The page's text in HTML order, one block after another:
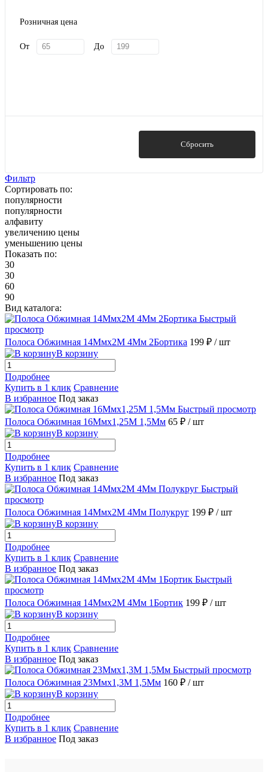
Розничная цена
От До
Сбросить
Фильтр
Сортировать по:
популярности
популярности
алфавиту
увеличению цены
уменьшению цены
Показать по:
30
30
60
90
Вид каталога:
Быстрый
просмотр
Полоса Обжимная 14Ммх2М 4Мм 2Бортика 199 ₽ / шт
В корзину
Подробнее
Купить в 1 клик Сравнение
В избранное Под заказ
Быстрый просмотр
Полоса Обжимная 16Ммх1,25М 1,5Мм 65 ₽ / шт
В корзину
Подробнее
Купить в 1 клик Сравнение
В избранное Под заказ
Быстрый
просмотр
Полоса Обжимная 14Ммх2М 4Мм Полукруг 199 ₽ / шт
В корзину
Подробнее
Купить в 1 клик Сравнение
В избранное Под заказ
Быстрый
просмотр
Полоса Обжимная 14Ммх2М 4Мм 1Бортик 199 ₽ / шт
В корзину
Подробнее
Купить в 1 клик Сравнение
В избранное Под заказ
Быстрый просмотр
Полоса Обжимная 23Ммх1,3М 1,5Мм 160 ₽ / шт
В корзину
Подробнее
Купить в 1 клик Сравнение
В избранное Под заказ